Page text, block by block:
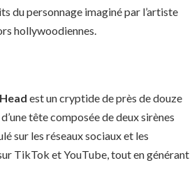
du personnage imaginé par l’artiste
hollywoodiennes.
est un cryptide de près de douze
tête composée de deux sirènes
sur les réseaux sociaux et les
TikTok et YouTube, tout en générant